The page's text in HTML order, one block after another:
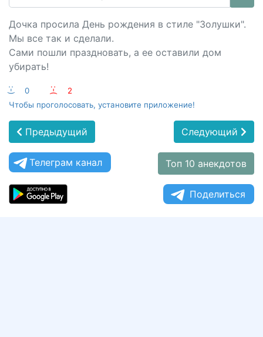
Дочка просила День рождения в стиле "Золушки".
Мы все так и сделали.
Сами пошли праздновать, а ее оставили дом
убирать!
:-) 0 :-(
2
Чтобы проголосовать, установите приложение!
Предыдущий Следующий
Телеграм канал Топ 10 анекдотов
Поделиться